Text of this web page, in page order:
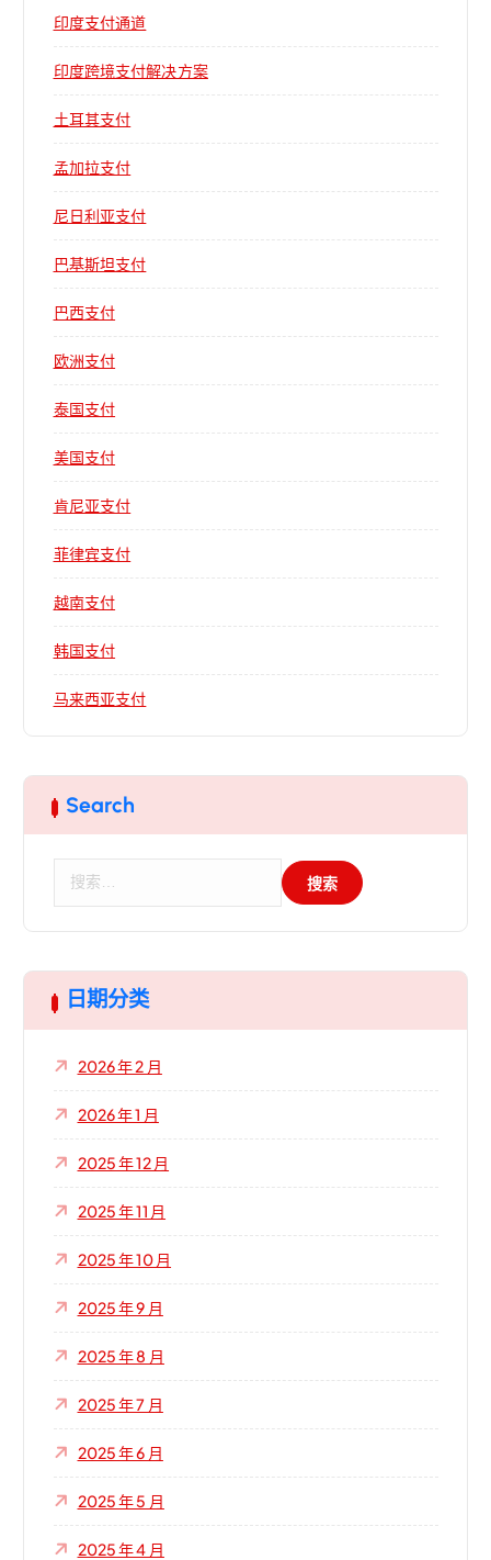
印度支付通道
印度跨境支付解决方案
土耳其支付
孟加拉支付
尼日利亚支付
巴基斯坦支付
巴西支付
欧洲支付
泰国支付
美国支付
肯尼亚支付
菲律宾支付
越南支付
韩国支付
马来西亚支付
Search
日期分类
2026 年 2 月
2026 年 1 月
2025 年 12 月
2025 年 11 月
2025 年 10 月
2025 年 9 月
2025 年 8 月
2025 年 7 月
2025 年 6 月
2025 年 5 月
2025 年 4 月